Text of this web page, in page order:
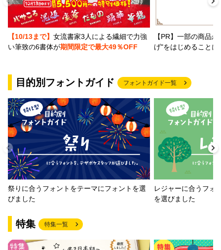
【10/13まで】 女流書家3人による繊細で力強
い筆致の6書体が期間限定で最大49％OFF
【PR】一部の商品
げ"をはじめること
目的別フォントガイド フォントガイド一覧
祭りに合うフォントをテーマにフォントを選
びました
レジャーに合うフォ
を選びました
特集 特集一覧